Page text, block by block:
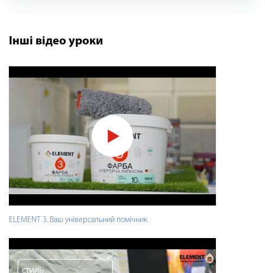
Інші відео уроки
ELEMENT 3. Ваш універсальний помічник